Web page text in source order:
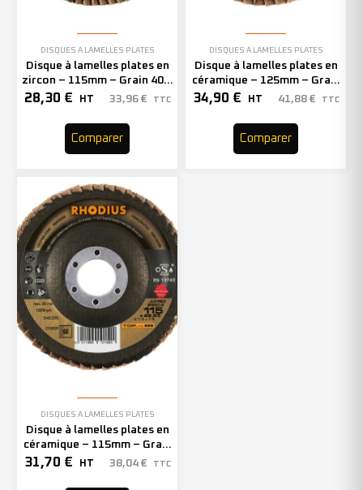
DISQUES À LAMELLES PLATES
Disque à lamelles plates en
zircon – 115mm – Grain 40 –
205497 (x10)
28,30 € HT 33,96 € TTC
Comparer
DISQUES À LAMELLES PLATES
Disque à lamelles plates en
céramique – 125mm – Grain
60 – 210623 (x10)
34,90 € HT 41,88 € TTC
Comparer
DISQUES À LAMELLES PLATES
Disque à lamelles plates en
céramique – 115mm – Grain
60 – 210620 (x10)
31,70 € HT 38,04 € TTC